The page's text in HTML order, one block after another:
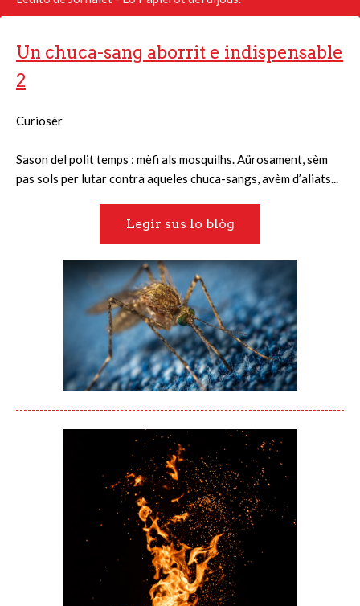
Un chuca-sang aborrit e indispensable
2
Curiosèr
Sason del polit temps : mèfi als mosquilhs. Aürosament, sèm
pas sols per lutar contra aqueles chuca-sangs, avèm d’aliats...
Legir sus lo blòg